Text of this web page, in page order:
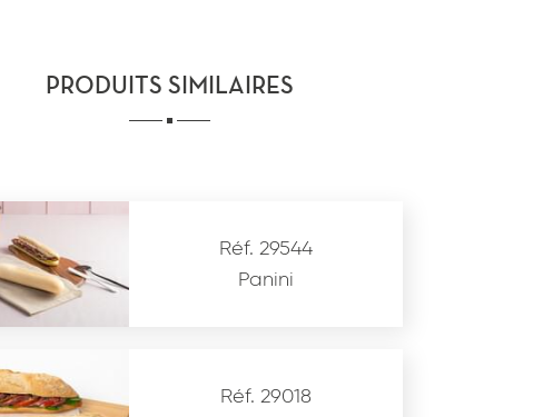
PRODUITS SIMILAIRES
Réf. 29544
Panini
Réf. 29018